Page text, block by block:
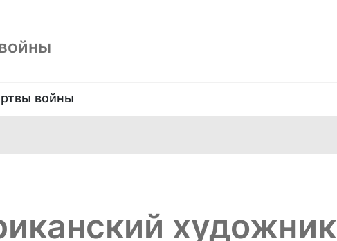
войны
художник